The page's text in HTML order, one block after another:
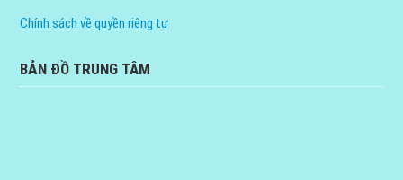
Chính sách về quyền riêng tư
BẢN ĐỒ TRUNG TÂM